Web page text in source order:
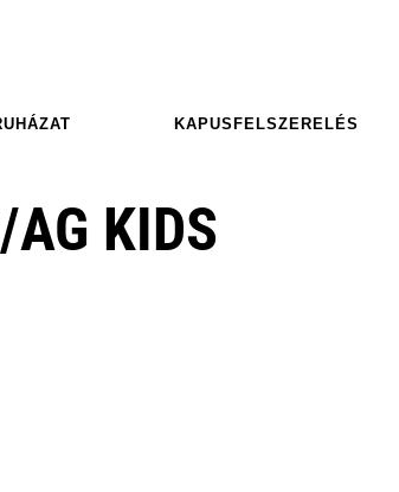
KAPUSFELSZERELÉS
KIDS